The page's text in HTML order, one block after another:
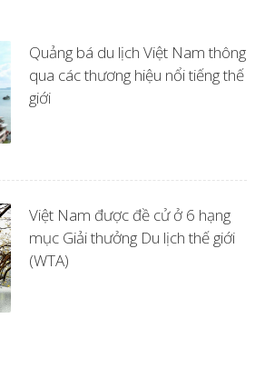
Quảng bá du lịch Việt Nam thông
qua các thương hiệu nổi tiếng thế
giới
Việt Nam được đề cử ở 6 hạng
mục Giải thưởng Du lịch thế giới
(WTA)